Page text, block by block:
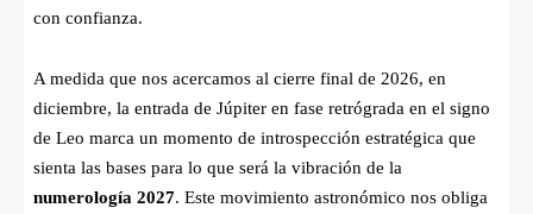
con confianza.
A medida que nos acercamos al cierre final de 2026, en
diciembre, la entrada de Júpiter en fase retrógrada en el signo
de Leo marca un momento de introspección estratégica que
sienta las bases para lo que será la vibración de la
numerología 2027. Este movimiento astronómico nos obliga